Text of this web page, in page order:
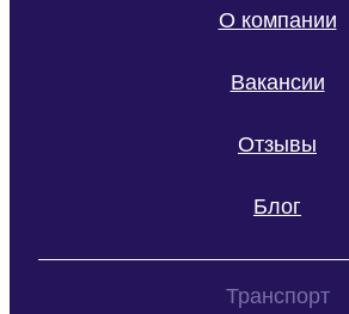
О компании
Вакансии
Отзывы
Блог
Транспорт